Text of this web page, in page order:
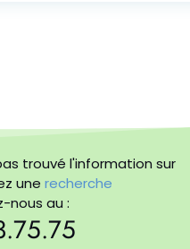
trouvé l'information sur
une recherche
nous au :